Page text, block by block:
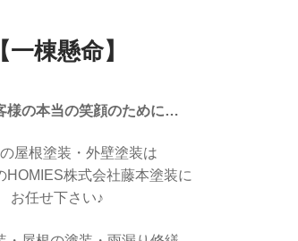
一棟懸命】
様の本当の笑顔のために…
屋根塗装・外壁塗装は
HOMIES株式会社藤本塗装に
お任せ下さい♪